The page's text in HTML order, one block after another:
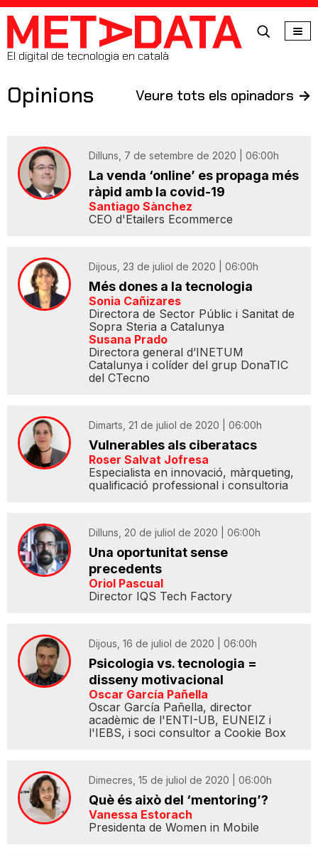
MetaData
El digital de tecnologia en català
Opinions Veure tots els opinadors ->
Dilluns, 7 de setembre de 2020 | 06:00h
La venda ‘online’ es propaga més
ràpid amb la covid-19
Santiago Sànchez
CEO d'Etailers Ecommerce
Dijous, 23 de juliol de 2020 | 06:00h
Més dones a la tecnologia
Sonia Cañizares
Directora de Sector Públic i Sanitat de
Sopra Steria a Catalunya
Susana Prado
Directora general d’INETUM
Catalunya i colíder del grup DonaTIC
del CTecno
Dimarts, 21 de juliol de 2020 | 06:00h
Vulnerables als ciberatacs
Roser Salvat Jofresa
Especialista en innovació, màrqueting,
qualificació professional i consultoria
Dilluns, 20 de juliol de 2020 | 06:00h
Una oportunitat sense
precedents
Oriol Pascual
Director IQS Tech Factory
Dijous, 16 de juliol de 2020 | 06:00h
Psicologia vs. tecnologia =
disseny motivacional
Oscar García Pañella
Oscar García Pañella, director
acadèmic de l'ENTI-UB, EUNEIZ i
l'IEBS, i soci consultor a Cookie Box
Dimecres, 15 de juliol de 2020 | 06:00h
Què és això del ‘mentoring’?
Vanessa Estorach
Presidenta de Women in Mobile